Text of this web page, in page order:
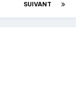
SUIVANT